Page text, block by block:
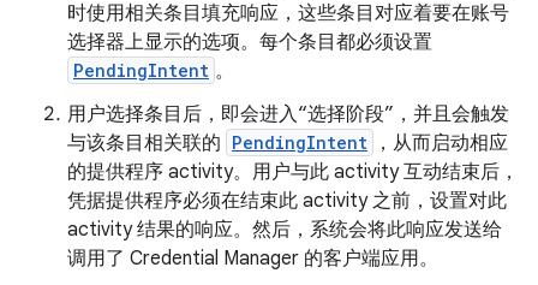
时使用相关条目填充响应，这些条目对应着要在账号
选择器上显示的选项。每个条目都必须设置
PendingIntent 。
用户选择条目后，即会进入“选择阶段” ，并且会触发
与该条目相关联的 PendingIntent
，从而启动相应
的提供程序 activity。用户与此 activity 互动结束后，
凭据提供程序必须在结束此 activity 之前，设置对此
activity 结果的响应。然后，系统会将此响应发送给
调用了 Credential Manager 的客户端应用。